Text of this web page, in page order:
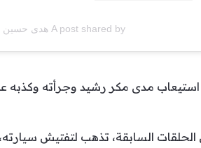
A post shared by هدى حسين ??? (@tbarak_huda)
مدى مكر رشيد وجرأته وكذبه
السابقة، تذهب لتفتيش